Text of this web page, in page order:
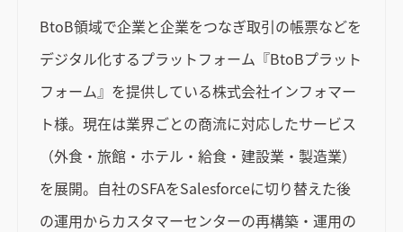
BtoB領域で企業と企業をつなぎ取引の帳票などを
デジタル化するプラットフォーム『BtoBプラット
フォーム』を提供している株式会社インフォマー
ト様。現在は業界ごとの商流に対応したサービス
（外食・旅館・ホテル・給食・建設業・製造業）
を展開。自社のSFAをSalesforceに切り替えた後
の運用からカスタマーセンターの再構築・運用の